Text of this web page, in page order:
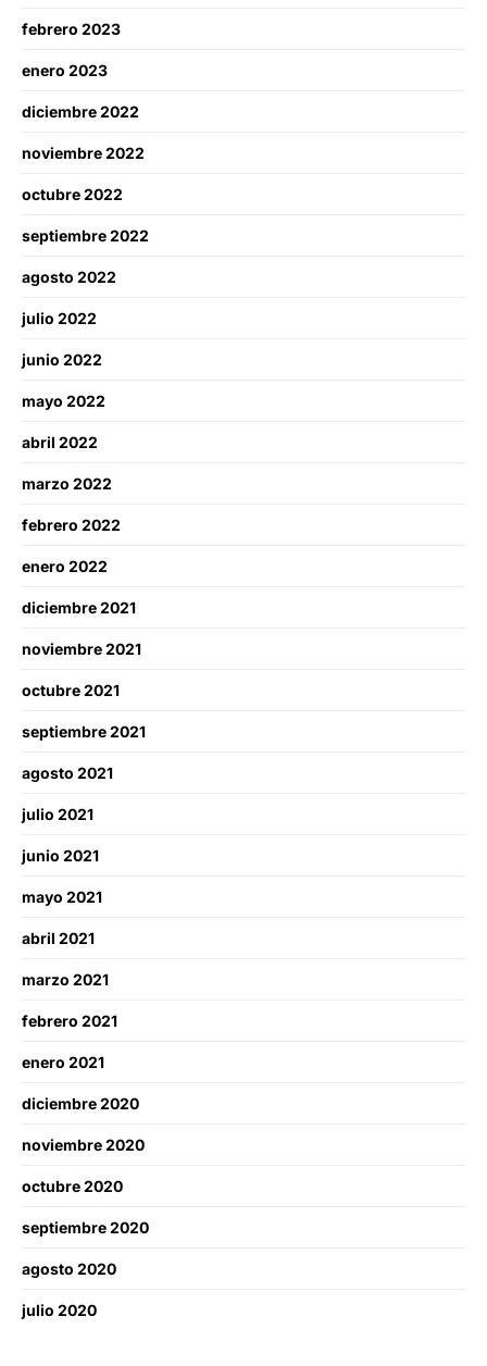
febrero 2023
enero 2023
diciembre 2022
noviembre 2022
octubre 2022
septiembre 2022
agosto 2022
julio 2022
junio 2022
mayo 2022
abril 2022
marzo 2022
febrero 2022
enero 2022
diciembre 2021
noviembre 2021
octubre 2021
septiembre 2021
agosto 2021
julio 2021
junio 2021
mayo 2021
abril 2021
marzo 2021
febrero 2021
enero 2021
diciembre 2020
noviembre 2020
octubre 2020
septiembre 2020
agosto 2020
julio 2020